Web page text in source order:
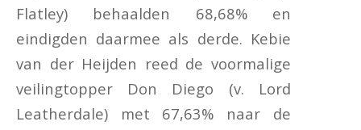
Flatley) behaalden 68,68% en
eindigden daarmee als derde. Kebie
van der Heijden reed de voormalige
veilingtopper Don Diego (v. Lord
Leatherdale) met 67,63% naar de